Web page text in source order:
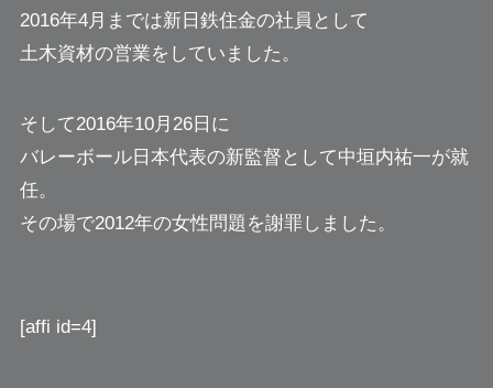
2016年4月までは新日鉄住金の社員として
土木資材の営業をしていました。
そして2016年10月26日に
バレーボール日本代表の新監督として中垣内祐一が就
任。
その場で2012年の女性問題を謝罪しました。
[affi id=4]